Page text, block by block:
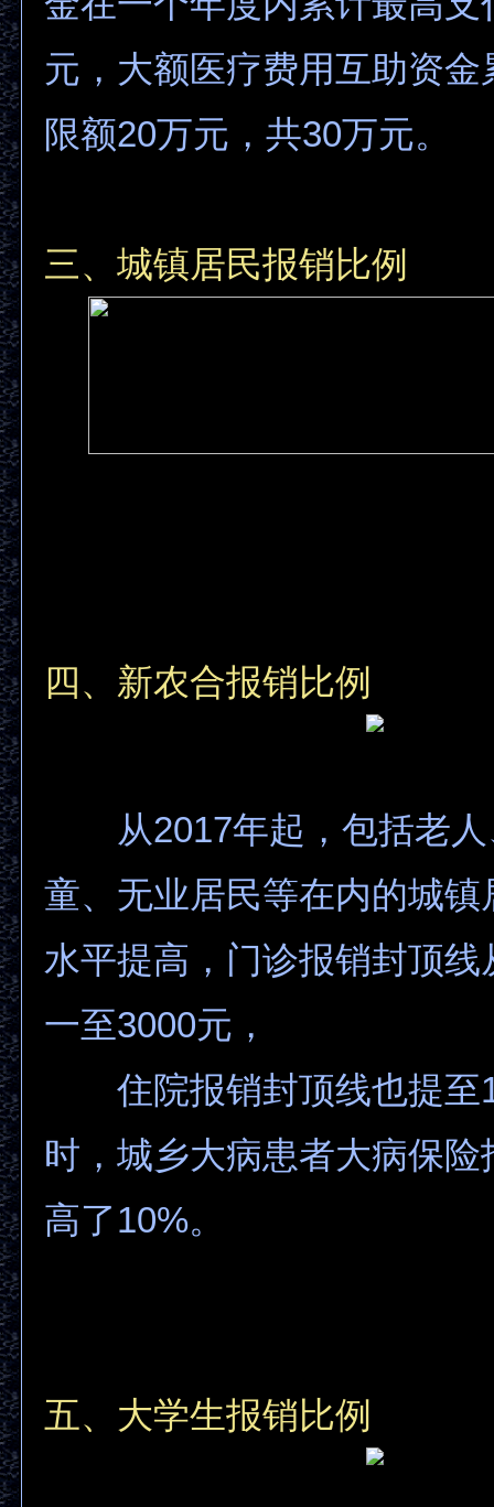
元，大额医疗费用互助资金
限额20万元，共30万元。
三、城镇居民报销比例
四、新农合报销比例
从2017年起，包括老人
童、无业居民等在内的城镇
水平提高，门诊报销封顶线
一至3000元，
住院报销封顶线也提至
时，城乡大病患者大病保险
高了10%。
五、大学生报销比例